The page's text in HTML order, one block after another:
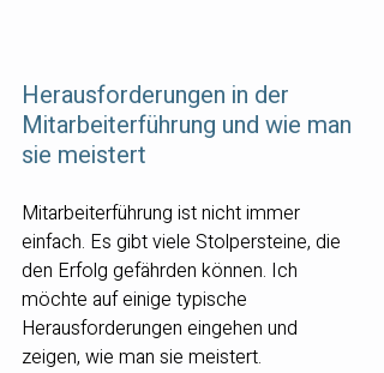
Herausforderungen in der
Mitarbeiterführung und wie man
sie meistert
Mitarbeiterführung ist nicht immer
einfach. Es gibt viele Stolpersteine, die
den Erfolg gefährden können. Ich
möchte auf einige typische
Herausforderungen eingehen und
zeigen, wie man sie meistert.